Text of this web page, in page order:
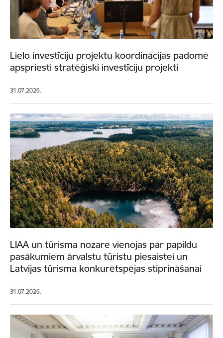
Lielo investīciju projektu koordinācijas padomē
apspriesti stratēģiski investīciju projekti
31.07.2026.
LIAA un tūrisma nozare vienojas par papildu
pasākumiem ārvalstu tūristu piesaistei un
Latvijas tūrisma konkurētspējas stiprināšanai
31.07.2026.